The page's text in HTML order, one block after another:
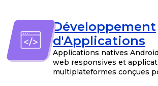
Développement
d'Applications
Applications natives
web responsives et
multiplateformes conçues